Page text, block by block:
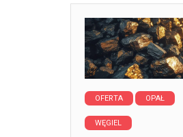
OFERTA OPAŁ
WĘGIEL